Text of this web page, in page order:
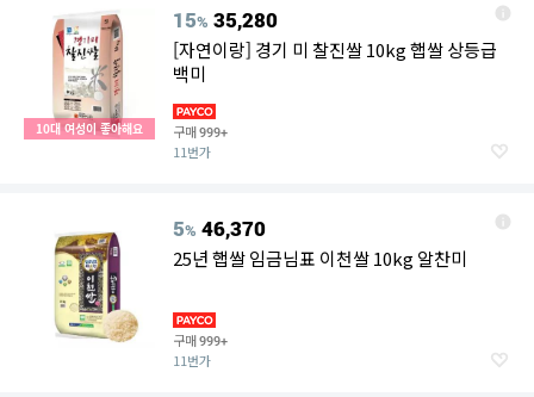
10대 여성이 좋아해요
15% 35,280
[자연이랑] 경기 미 찰진쌀 10kg 햅쌀 상등급
백미
구매999+
11번가
5% 46,370
25년 햅쌀 임금님표 이천쌀 10kg 알찬미
구매999+
11번가